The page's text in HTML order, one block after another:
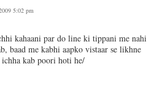
5:02 pm
kahaani par do line ki tippani me nahi
baad me kabhi aapko vistaar se likhne
kab poori hoti he/